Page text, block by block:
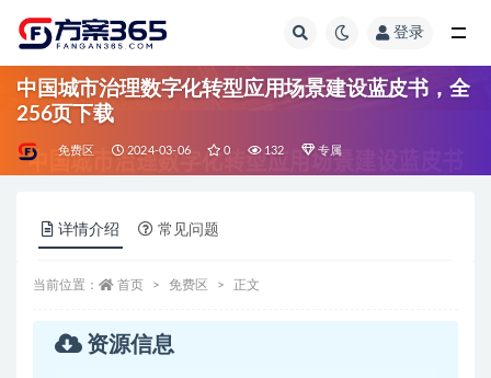
登录
中国城市治理数字化转型应用场景建设蓝皮书，全
256页下载
免费区 2024-03-06 0 132 专属
详情介绍 常见问题
当前位置： 首页 免费区 正文
资源信息